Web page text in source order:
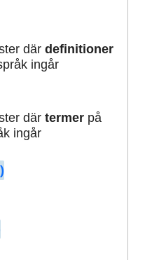
där definitioner
ingår
där termerpå
ingår